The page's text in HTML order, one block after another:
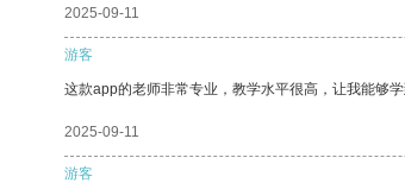
2025-09-11
游客
这款app的老师非常专业，教学水平很高，让我能够学
2025-09-11
游客